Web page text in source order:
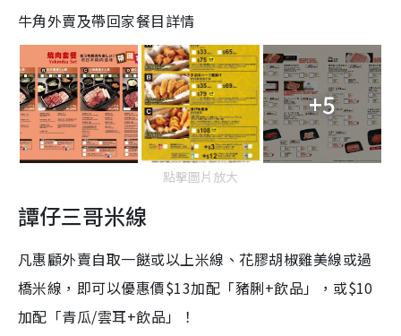
牛角外賣及帶回家餐目詳情
+5
點擊圖片放大
譚仔三哥米線
凡惠顧外賣自取一餸或以上米線、花膠胡椒雞美線或過
橋米線，即可以優惠價$13加配「豬脷+飲品」，或$10
加配「青瓜/雲耳+飲品」！